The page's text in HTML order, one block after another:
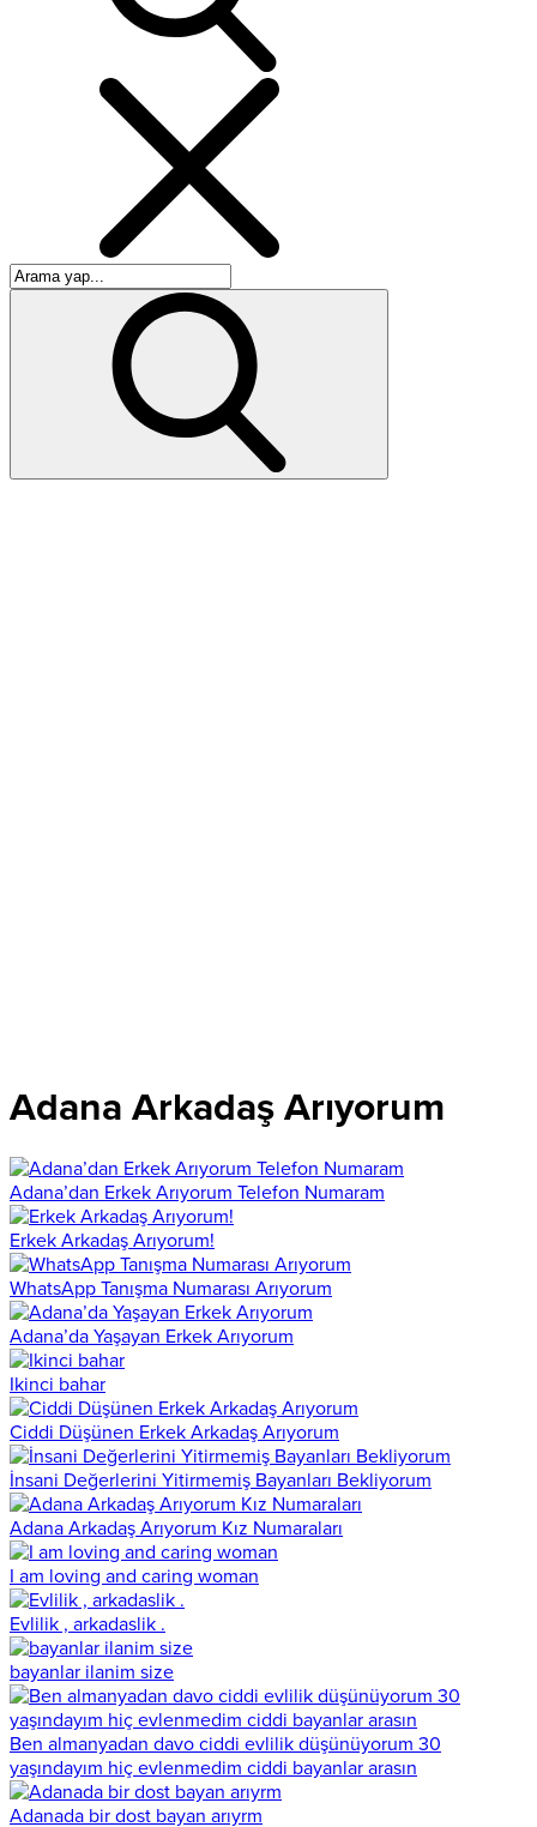
Adana Arkadaş Arıyorum
Adana’dan Erkek Arıyorum Telefon Numaram
Erkek Arkadaş Arıyorum!
WhatsApp Tanışma Numarası Arıyorum
Adana’da Yaşayan Erkek Arıyorum
Ikinci bahar
Ciddi Düşünen Erkek Arkadaş Arıyorum
İnsani Değerlerini Yitirmemiş Bayanları Bekliyorum
Adana Arkadaş Arıyorum Kız Numaraları
I am loving and caring woman
Evlilik , arkadaslik .
bayanlar ilanim size
Ben almanyadan davo ciddi evlilik düşünüyorum 30
yaşındayım hiç evlenmedim ciddi bayanlar arasın
Adanada bir dost bayan arıyrm